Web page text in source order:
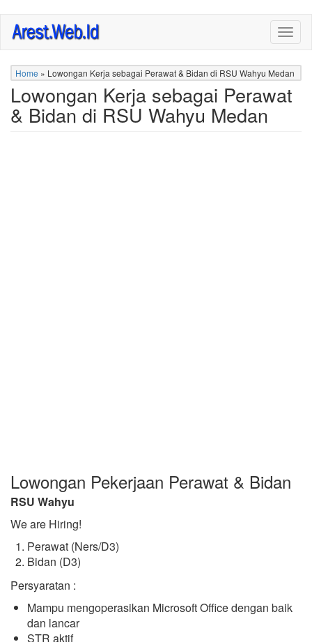
Skip
main
content
Home » Lowongan Kerja sebagai Perawat & Bidan di RSU Wahyu Medan
Lowongan Kerja sebagai Perawat
& Bidan di RSU Wahyu Medan
Lowongan Pekerjaan Perawat & Bidan
RSU Wahyu
We are Hiring!
Perawat (Ners/D3)
Bidan (D3)
Persyaratan :
Mampu mengoperasikan Microsoft Office dengan baik
dan lancar
STR aktif